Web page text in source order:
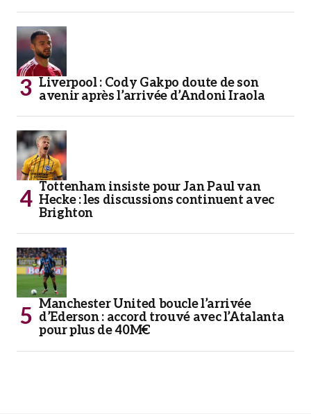
Liverpool : Cody Gakpo doute de son
avenir après l’arrivée d’Andoni Iraola
Tottenham insiste pour Jan Paul van
Hecke : les discussions continuent avec
Brighton
Manchester United boucle l’arrivée
d’Ederson : accord trouvé avec l’Atalanta
pour plus de 40M€